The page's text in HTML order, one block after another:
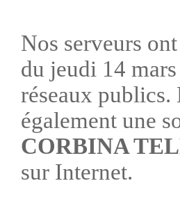
Nos serveurs
du jeudi 14
réseaux
également une
CORBINA
sur Internet.